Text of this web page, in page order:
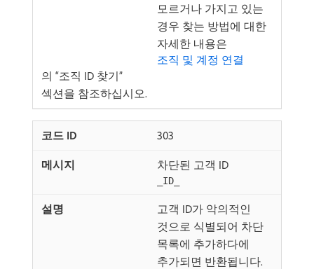
모르거나 가지고 있는
경우 찾는 방법에 대한
자세한 내용은
조직 및 계정 연결
의 “조직 ID 찾기”
섹션을 참조하십시오.
303
차단된 고객 ID
_ID_
고객 ID가 악의적인
것으로 식별되어 차단
목록에 추가하다에
추가되면 반환됩니다.